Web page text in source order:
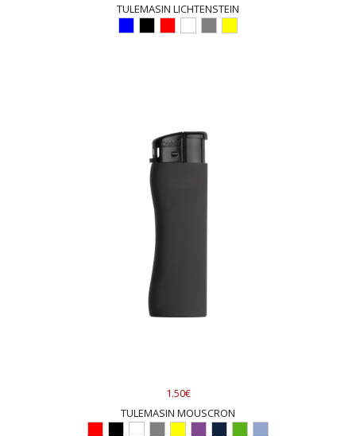
TULEMASIN LICHTENSTEIN
1.50€
TULEMASIN MOUSCRON